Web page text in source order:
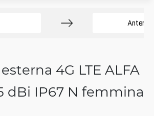
Antenne
4G LTE ALFA
dBi IP67 N femmina